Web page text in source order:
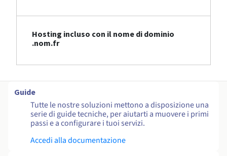
Hosting incluso con il nome di dominio
.nom.fr
Guide
Tutte le nostre soluzioni mettono a disposizione una
serie di guide tecniche, per aiutarti a muovere i primi
passi e a configurare i tuoi servizi.
Accedi alla documentazione